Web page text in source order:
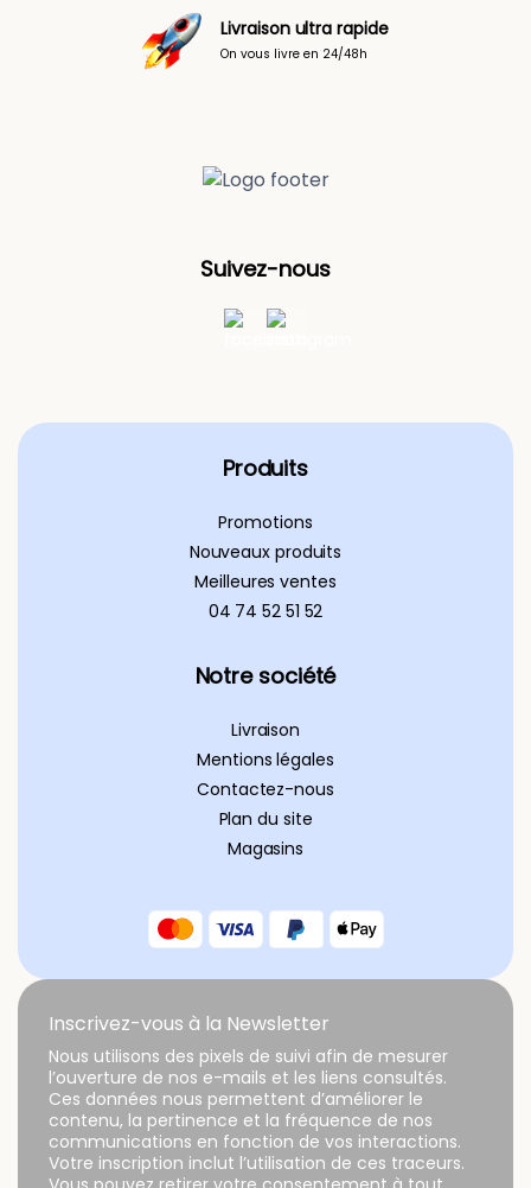
Livraison ultra rapide
On vous livre en 24/48h
Suivez-nous
Produits
Promotions
Nouveaux produits
Meilleures ventes
04 74 52 51 52
Notre société
Livraison
Mentions légales
Contactez-nous
Plan du site
Magasins
Inscrivez-vous à la Newsletter
Nous utilisons des pixels de suivi afin de mesurer
l’ouverture de nos e-mails et les liens consultés.
Ces données nous permettent d’améliorer le
contenu, la pertinence et la fréquence de nos
communications en fonction de vos interactions.
Votre inscription inclut l’utilisation de ces traceurs.